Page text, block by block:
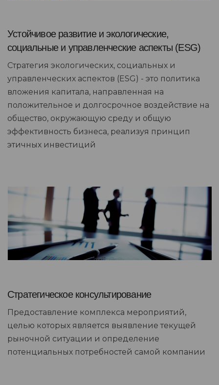
Устойчивое развитие и экологические,
социальные и управленческие аспекты (ESG)
Стратегия экологических, социальных и
управленческих аспектов (ESG) - это политика
вложения капитала, направленная на
положительное и долгосрочное воздействие на
общество, окружающую среду и общую
эффективность бизнеса, реализуя принцип
этичных инвестиций
Стратегическое консультирование
Предоставление комплекса мероприятий,
целью которых является выявление текущей
рыночной ситуации и определение
потенциальных потребностей самой компании